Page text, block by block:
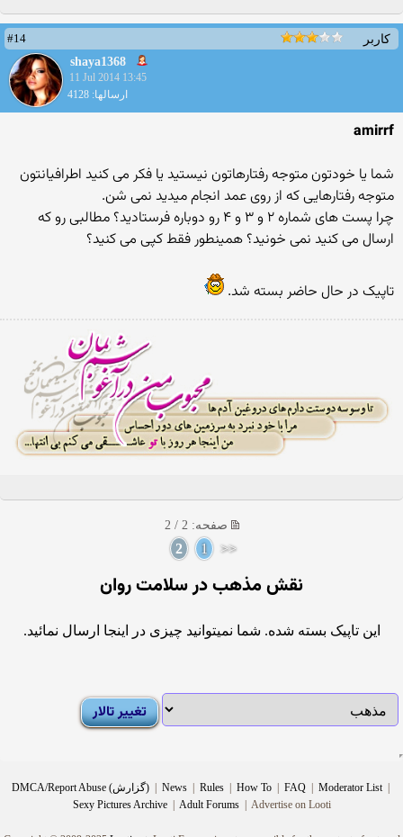
کاربر
#14
shaya1368
11 Jul 2014 13:45
ارسالها: 4128
amirrf
شما یا خودتون متوجه رفتارهاتون نیستید یا فکر می کنید اطرافیانتون
متوجه رفتارهایی که از روی عمد انجام میدید نمی شن.
چرا پست های شماره ۲ و ۳ و ۴ رو دوباره فرستادید؟ مطالبی رو که
ارسال می کنید نمی خونید؟ همینطور فقط کپی می کنید؟
تاپیک در حال حاضر بسته شد.
صفحه: 2 / 2
<<
1
2
نقش مذهب در سلامت روان
این تاپیک بسته شده. شما نمیتوانید چیزی در اینجا ارسال نمائید.
DMCA/Report Abuse (گزارش) News Rules How To FAQ Moderator List
Sexy Pictures Archive
Adult Forums Advertise on Looti